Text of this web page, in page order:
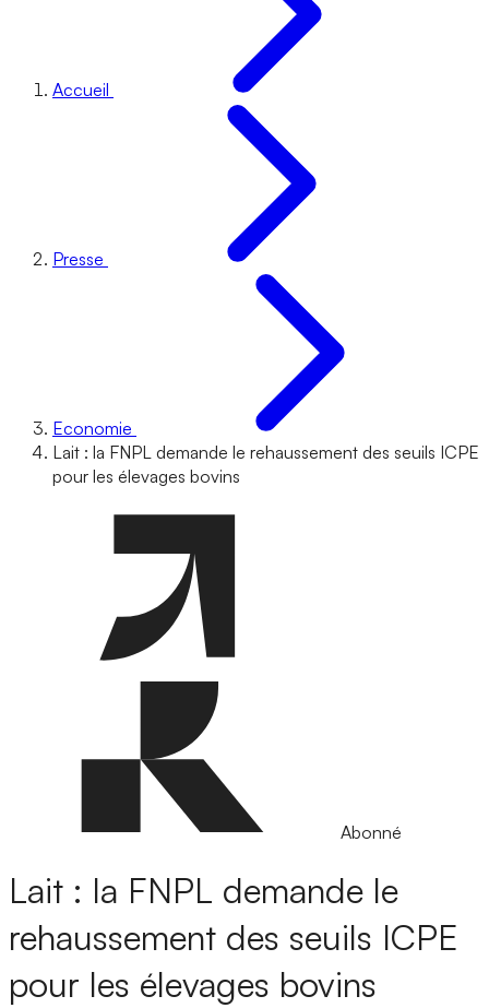
Accueil
Presse
Economie
Lait : la FNPL demande le rehaussement des seuils ICPE
pour les élevages bovins
Abonné
Lait : la FNPL demande le
rehaussement des seuils ICPE
pour les élevages bovins